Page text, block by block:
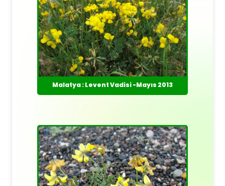
Malatya : Levent Vadisi -Mayıs 2013